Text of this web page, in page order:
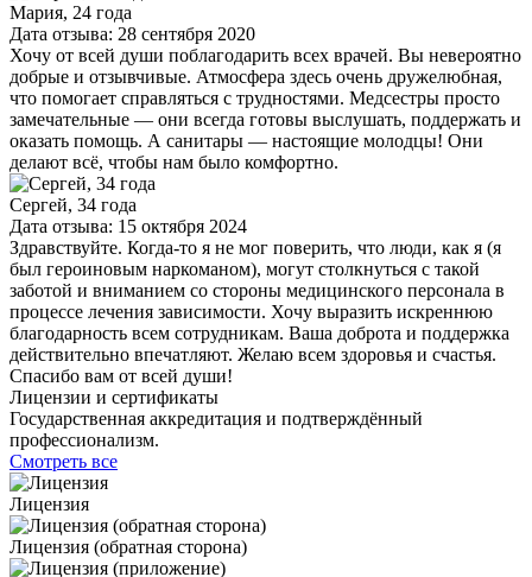
Мария, 24 года
Дата отзыва: 28 сентября 2020
Хочу от всей души поблагодарить всех врачей. Вы невероятно
добрые и отзывчивые. Атмосфера здесь очень дружелюбная,
что помогает справляться с трудностями. Медсестры просто
замечательные — они всегда готовы выслушать, поддержать и
оказать помощь. А санитары — настоящие молодцы! Они
делают всё, чтобы нам было комфортно.
Сергей, 34 года
Дата отзыва: 15 октября 2024
Здравствуйте. Когда-то я не мог поверить, что люди, как я (я
был героиновым наркоманом), могут столкнуться с такой
заботой и вниманием со стороны медицинского персонала в
процессе лечения зависимости. Хочу выразить искреннюю
благодарность всем сотрудникам. Ваша доброта и поддержка
действительно впечатляют. Желаю всем здоровья и счастья.
Спасибо вам от всей души!
Лицензии и сертификаты
Государственная аккредитация и подтверждённый
профессионализм.
Смотреть все
Лицензия
Лицензия (обратная сторона)